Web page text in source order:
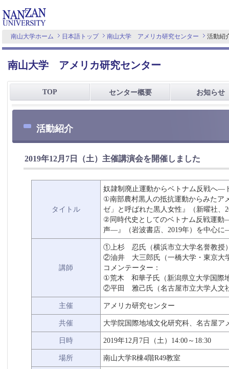
南山大学ホーム 日本語トップ 南山大学 アメリカ研究センター 活動紹
南山大学 アメリカ研究センター
TOP センター概要 お知らせ
活動紹介
2019年12月7日（土）主催講演会を開催しました
タイトル
奴隷制廃止運動からベトナム反戦へ―
①南部農村黒人の抵抗運動からみた
ゼ」と呼ばれた黒人女性』（新曜社、
②同時代史としてのベトナム反戦運
声―』（岩波書店、2019年）を中心
講師
①上杉 忍氏（横浜市立大学名誉教授
②油井 大三郎氏（一橋大学・東京大
コメンテーター：
①荒木 和華子氏（新潟県立大学国際
②平田 雅己氏（名古屋市立大学人文
主催 アメリカ研究センター
共催 大学院国際地域文化研究科、名古屋ア
日時 2019年12月7日（土）14:00～18:30
場所 南山大学R棟4階R49教室